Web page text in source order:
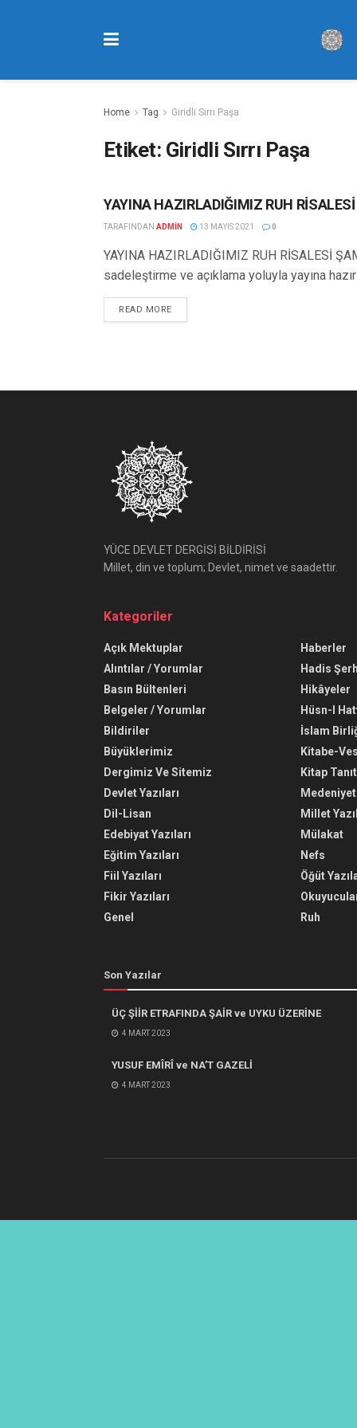
Home Tag Giridli Sırrı Paşa
Etiket: Giridli Sırrı Paşa
HABERLER
YAYINA HAZIRLADIĞIMIZ RUH
TARAFINDAN ADMIN 13 MAYIS 2021 0
YAYINA HAZIRLADIĞIMIZ RUH RİSALESİ
sadeleştirme ve açıklama yoluyla yayına
READ MORE
YÜCE DEVLET DERGİSİ BİLDİRİSİ
Millet, din ve toplum; Devlet, nimet ve saadettir.
Kategoriler
Açık Mektuplar
Alıntılar / Yorumlar
Basın Bültenleri
Belgeler / Yorumlar
Bildiriler
Büyüklerimiz
Dergimiz Ve Sitemiz
Devlet Yazıları
Dil-Lisan
Edebiyat Yazıları
Eğitim Yazıları
Fiil Yazıları
Fikir Yazıları
Genel
Haberler
Hadis
Hikâyeler
Hüsn-I
İslam
Kitabe-
Kitap
Medeniyet
Millet
Mülakat
Nefs
Öğüt
Ruh
Son Yazılar
ÜÇ ŞİİR ETRAFINDA ŞAİR ve UYKU ÜZERİNE
4 MART 2023
YUSUF EMÎRÎ ve NA’T GAZELİ
4 MART 2023